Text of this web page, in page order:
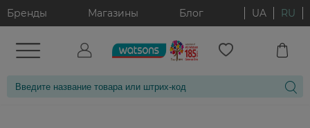
Бренды Магазины Блог UA RU